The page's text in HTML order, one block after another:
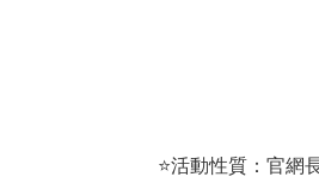
⭐活動性質：官網